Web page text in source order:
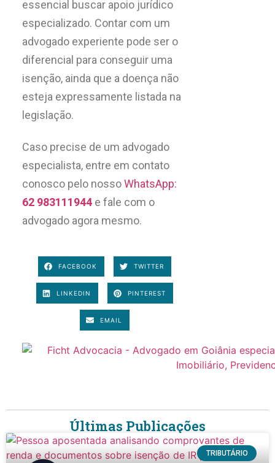
essencial buscar apoio jurídico
especializado. Contar com um
advogado experiente pode ser o
diferencial para conseguir uma
isenção, ainda que a doença não
esteja expressamente listada na
legislação.
Caso precise de um advogado
especialista, entre em contato
conosco pelo nossoWhatsApp:
62 983111944 e fale com o
advogado agora mesmo.
FACEBOOK TWITTER
LINKEDIN PINTEREST
EMAIL
Últimas Publicações
TRIBUTÁRIO